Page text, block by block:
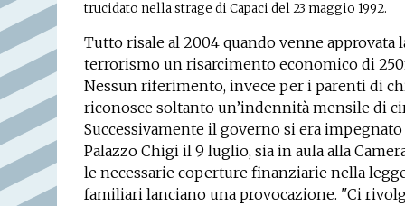
trucidato nella strage di Capaci del 23 maggio 1992.
Tutto risale al 2004 quando venne
terrorismo un risarcimento economico di
Nessun riferimento, invece per i parenti di
riconosce soltanto un’indennità mensile di
Successivamente il governo si era
Palazzo Chigi il 9 luglio, sia in aula alla
le necessarie coperture finanziarie nella
familiari lanciano una provocazione. "Ci